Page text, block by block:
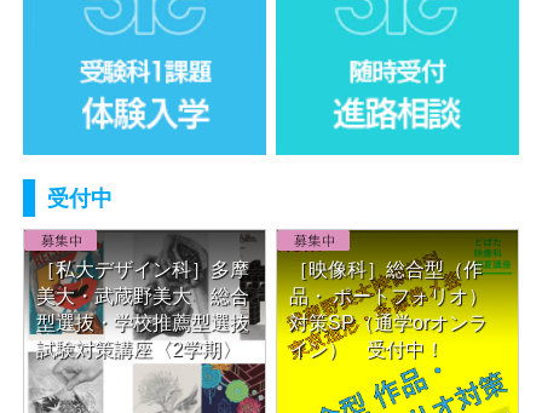
受付中
［私大デザイン科］多摩
美大・武蔵野美大 総合
型選抜・学校推薦型選抜
試験対策講座〈2学期〉
New!
［映像科］総合型（作
品・ ポートフォリオ）
対策SP（通学orオンラ
イン） 受付中！
New!